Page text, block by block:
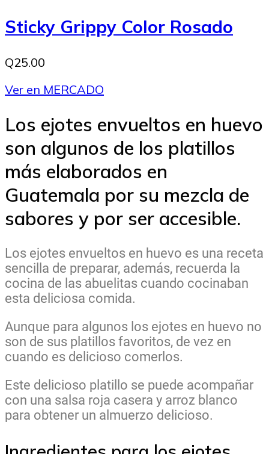
Sticky Grippy Color Rosado
Q25.00
Ver en MERCADO
Los ejotes envueltos en huevo
son algunos de los platillos
más elaborados en
Guatemala por su mezcla de
sabores y por ser accesible.
Los ejotes envueltos en huevo es una receta
sencilla de preparar, además, recuerda la
cocina de las abuelitas cuando cocinaban
esta deliciosa comida.
Aunque para algunos los ejotes en huevo no
son de sus platillos favoritos, de vez en
cuando es delicioso comerlos.
Este delicioso platillo se puede acompañar
con una salsa roja casera y arroz blanco
para obtener un almuerzo delicioso.